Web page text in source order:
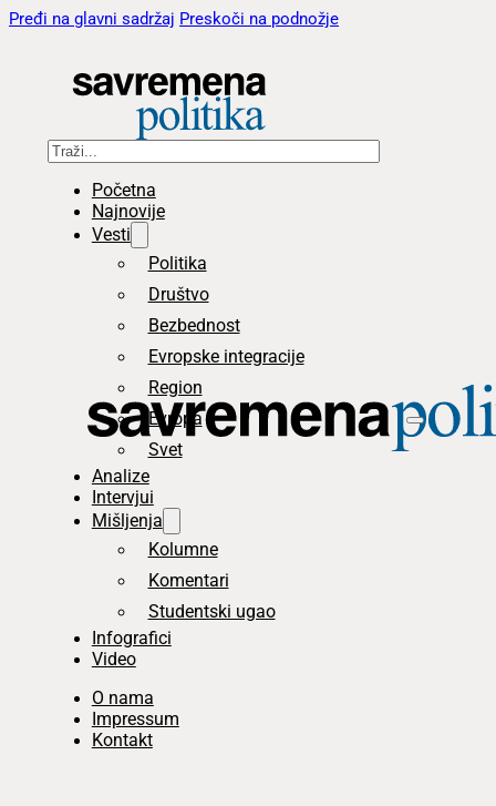
Pređi na glavni sadržaj Preskoči na podnožje
Pretraga
Početna
Najnovije
Vesti
Politika
Društvo
Bezbednost
Evropske integracije
Region
Evropa
Svet
Analize
Intervjui
Mišljenja
Kolumne
Komentari
Studentski ugao
Infografici
Video
O nama
Impressum
Kontakt